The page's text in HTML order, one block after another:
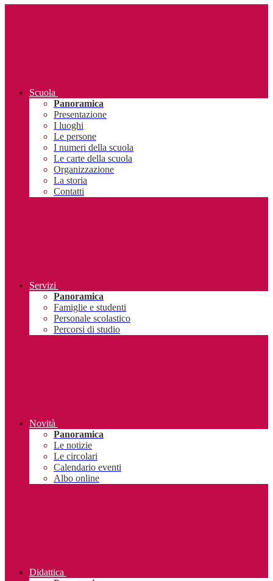
Scuola
Panoramica
Presentazione
I luoghi
Le persone
I numeri della scuola
Le carte della scuola
Organizzazione
La storia
Contatti
Servizi
Panoramica
Famiglie e studenti
Personale scolastico
Percorsi di studio
Novità
Panoramica
Le notizie
Le circolari
Calendario eventi
Albo online
Didattica